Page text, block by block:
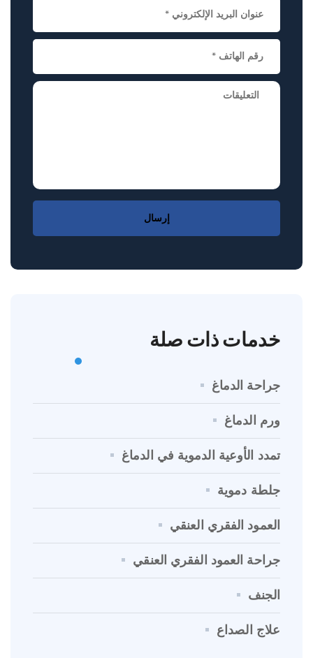
إرسال
خدمات ذات صلة
جراحة الدماغ
ورم الدماغ
تمدد الأوعية الدموية في الدماغ
جلطة دموية
العمود الفقري العنقي
جراحة العمود الفقري العنقي
الجنف
علاج الصداع